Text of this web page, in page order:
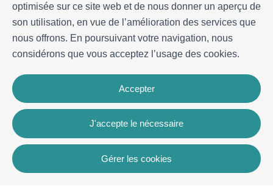
optimisée sur ce site web et de nous donner un aperçu de
son utilisation, en vue de l’amélioration des services que
nous offrons. En poursuivant votre navigation, nous
considérons que vous acceptez l’usage des cookies.
Accepter
J'accepte le nécessaire
Gérer les cookies